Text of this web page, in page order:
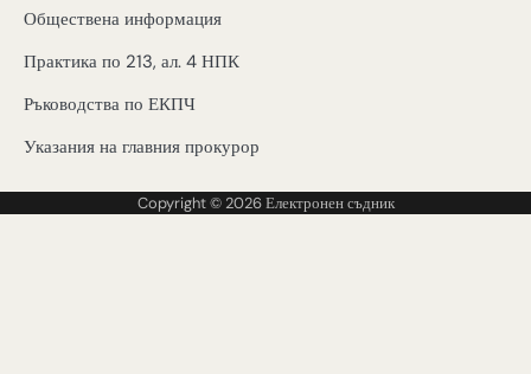
Обществена информация
Практика по 213, ал. 4 НПК
Ръководства по ЕКПЧ
Указания на главния прокурор
Copyright © 2026Електронен съдник